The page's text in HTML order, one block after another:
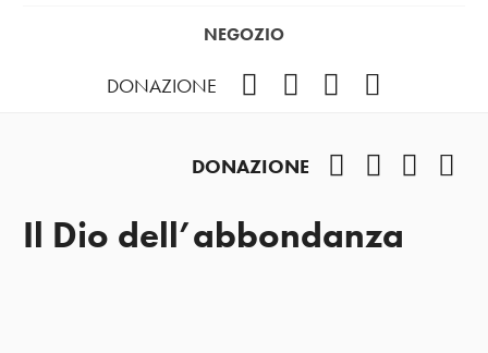
NEGOZIO
DONAZIONE
DONAZIONE
Il Dio dell’abbondanza